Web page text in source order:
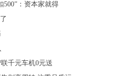
500”：资本家就得
千元车机0元送